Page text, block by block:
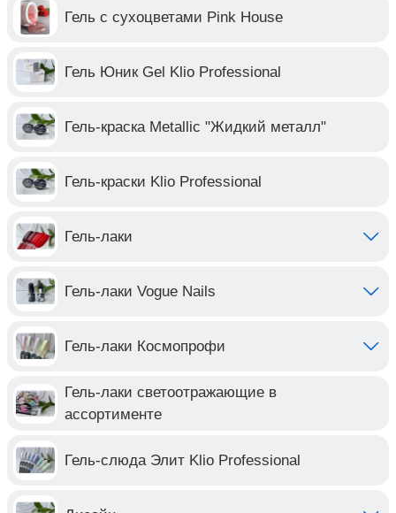
Гель с сухоцветами Pink House
Гель Юник Gel Klio Professional
Гель-краска Metallic "Жидкий металл"
Гель-краски Klio Professional
Гель-лаки
Гель-лаки Vogue Nails
Гель-лаки Космопрофи
Гель-лаки светоотражающие в
ассортименте
Гель-слюда Элит Klio Professional